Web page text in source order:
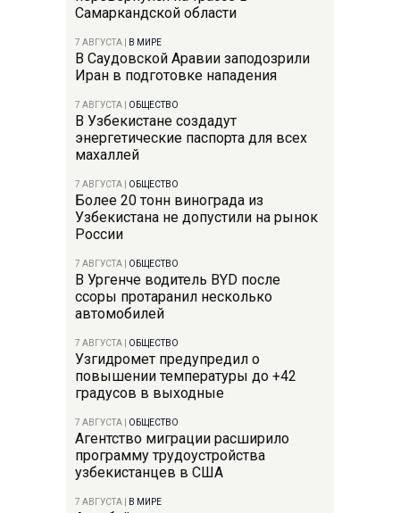
Самаркандской области
7 АВГУСТА В МИРЕ
В Саудовской Аравии заподозрили
Иран в подготовке нападения
7 АВГУСТА ОБЩЕСТВО
В Узбекистане создадут
энергетические паспорта для всех
махаллей
7 АВГУСТА ОБЩЕСТВО
Более 20 тонн винограда из
Узбекистана не допустили на рынок
России
7 АВГУСТА ОБЩЕСТВО
В Ургенче водитель BYD после
ссоры протаранил несколько
автомобилей
7 АВГУСТА ОБЩЕСТВО
Узгидромет предупредил о
повышении температуры до +42
градусов в выходные
7 АВГУСТА ОБЩЕСТВО
Агентство миграции расширило
программу трудоустройства
узбекистанцев в США
7 АВГУСТА В МИРЕ